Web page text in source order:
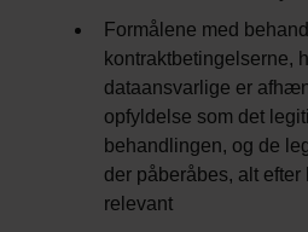
Formålene med
kontraktbetingelserne,
dataansvarlige er
opfyldelse som det
behandlingen, og de
der påberåbes, alt efter
relevant